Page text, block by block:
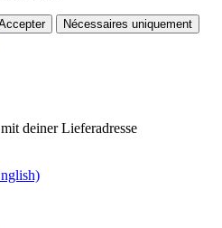
Nécessaires uniquement
deiner Lieferadresse